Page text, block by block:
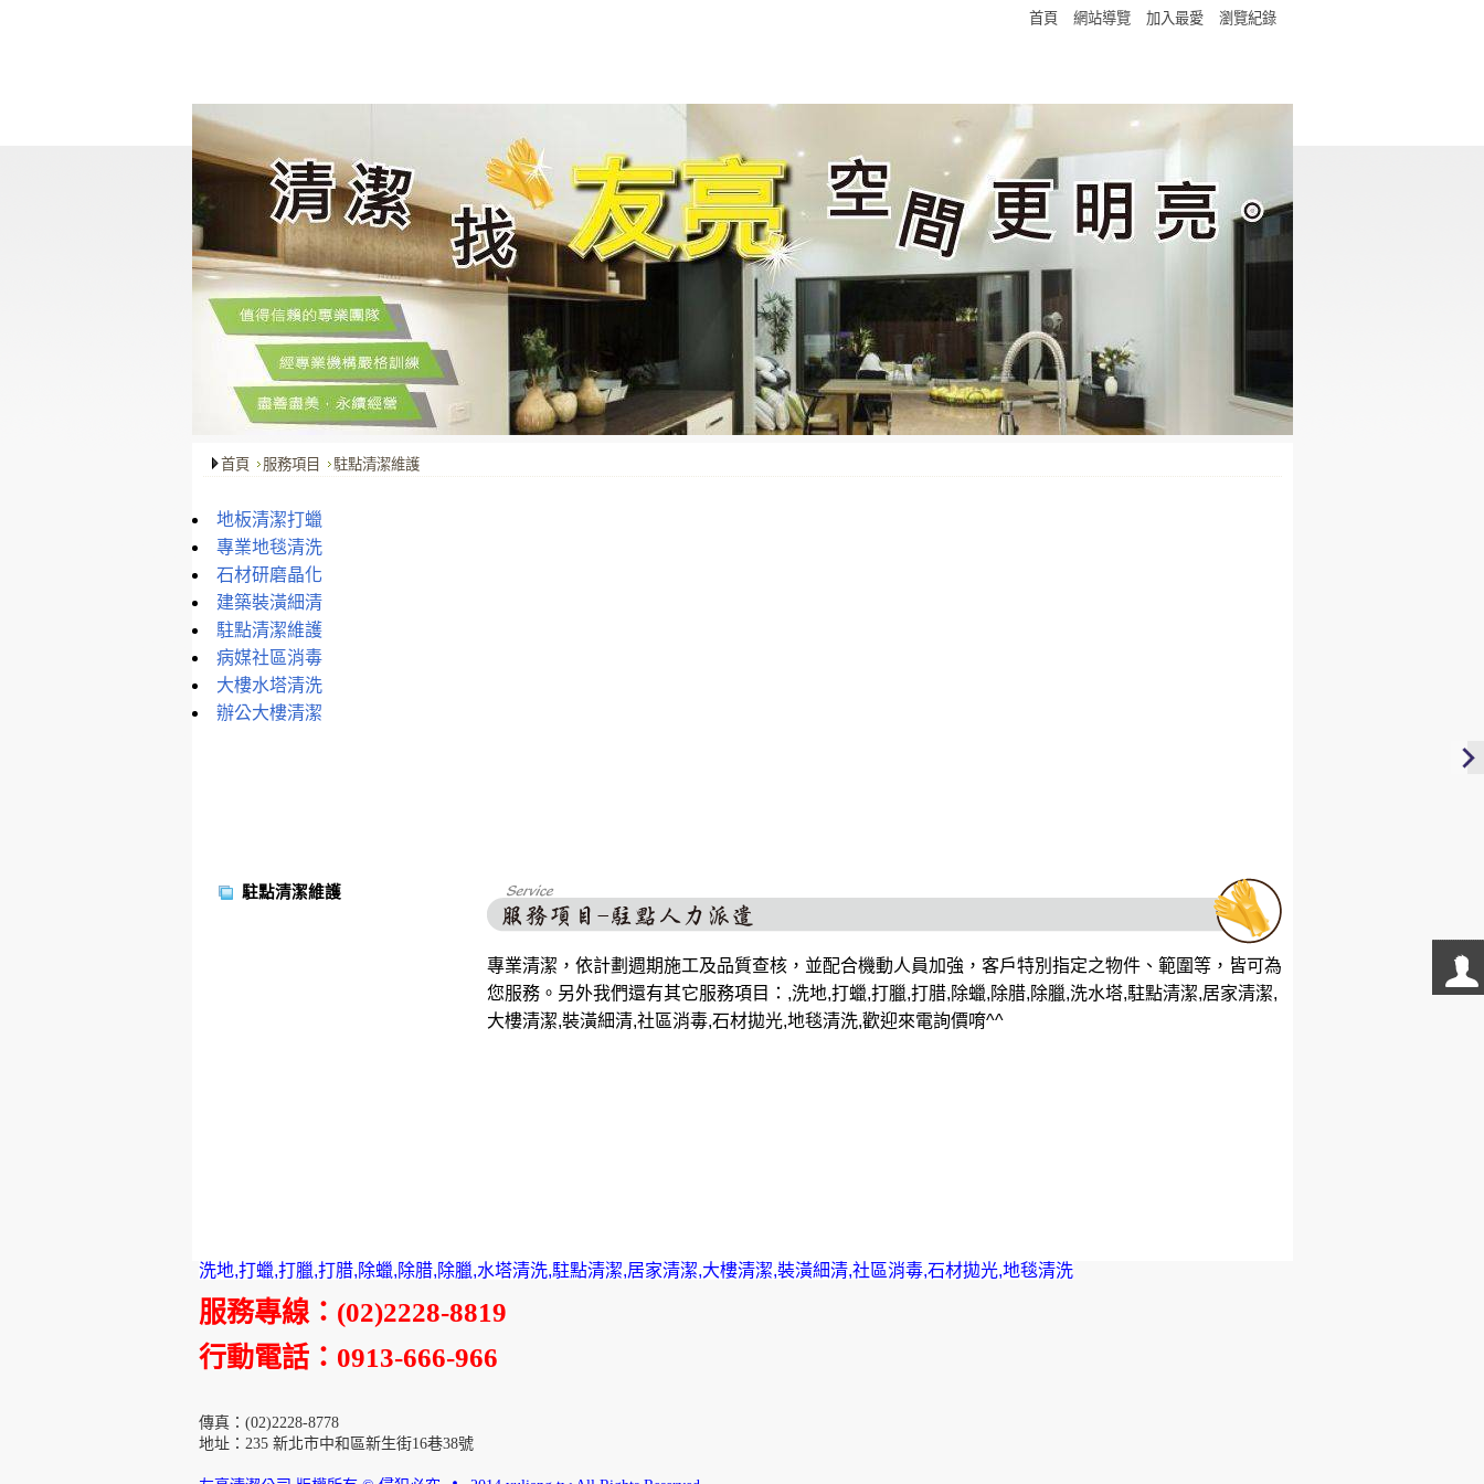
首頁 網站導覽 加入最愛 瀏覽紀錄
首頁 服務項目 駐點清潔維護
地板清潔打蠟
專業地毯清洗
石材研磨晶化
建築裝潢細清
駐點清潔維護
病媒社區消毒
大樓水塔清洗
辦公大樓清潔
駐點清潔維護
專業清潔，依計劃週期施工及品質查核，並配合機動人員加強，客戶特別指定之物件、範圍等，皆可為
您服務。另外我們還有其它服務項目：,洗地,打蠟,打臘,打腊,除蠟,除腊,除臘,洗水塔,駐點清潔,居家清潔,
大樓清潔,裝潢細清,社區消毒,石材拋光,地毯清洗,歡迎來電詢價唷^^
洗地,打蠟,打臘,打腊,除蠟,除腊,除臘,水塔清洗,駐點清潔,居家清潔,大樓清潔,裝潢細清,社區消毒,石材拋光,地毯清洗
服務專線： (02)2228-8819
行動電話：0913-666-966
傳真： (02)2228-8778
地址：235 新北市中和區新生街16巷38號